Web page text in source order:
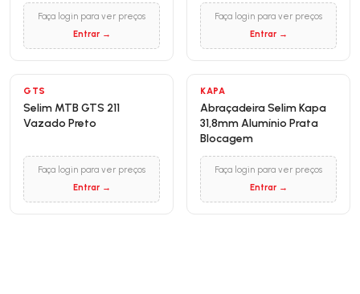
Faça login para ver preços
Entrar →
Faça login para ver preços
Entrar →
GTS
Selim MTB GTS 211
Vazado Preto
Faça login para ver preços
Entrar →
KAPA
Abraçadeira Selim Kapa
31,8mm Alumínio Prata
Blocagem
Faça login para ver preços
Entrar →